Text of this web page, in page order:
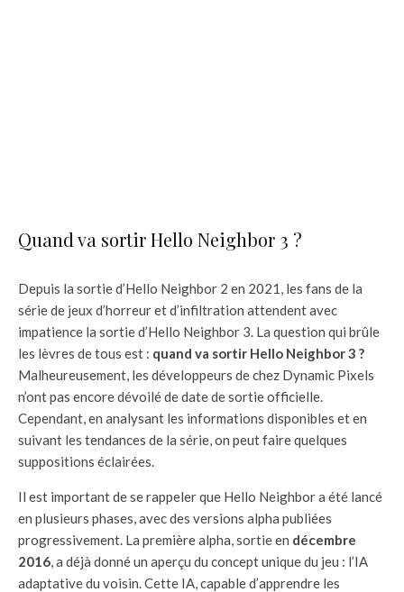
Quand va sortir Hello Neighbor 3 ?
Depuis la sortie d’Hello Neighbor 2 en 2021, les fans de la
série de jeux d’horreur et d’infiltration attendent avec
impatience la sortie d’Hello Neighbor 3. La question qui brûle
les lèvres de tous est : quand va sortir Hello Neighbor 3 ?
Malheureusement, les développeurs de chez Dynamic Pixels
n’ont pas encore dévoilé de date de sortie officielle.
Cependant, en analysant les informations disponibles et en
suivant les tendances de la série, on peut faire quelques
suppositions éclairées.
Il est important de se rappeler que Hello Neighbor a été lancé
en plusieurs phases, avec des versions alpha publiées
progressivement. La première alpha, sortie en décembre
2016, a déjà donné un aperçu du concept unique du jeu : l’IA
adaptative du voisin. Cette IA, capable d’apprendre les